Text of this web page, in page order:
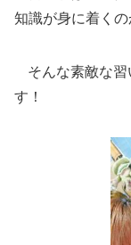
知識が身に着くの
そんな素敵な習
す！